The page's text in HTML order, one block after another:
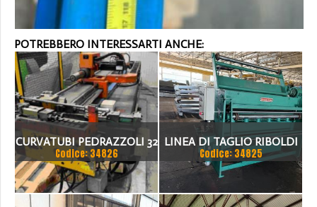
POTREBBERO INTERESSARTI ANCHE:
CURVATUBI PEDRAZZOLI 32
- 3 ASSI CNC
Codice: 34826
LINEA DI TAGLIO RIBOLDI
1500 X 2MM
Codice: 34825